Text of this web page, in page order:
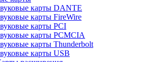
карты DANTE
карты FireWire
карты PCI
карты PCMCIA
карты Thunderbolt
карты USB